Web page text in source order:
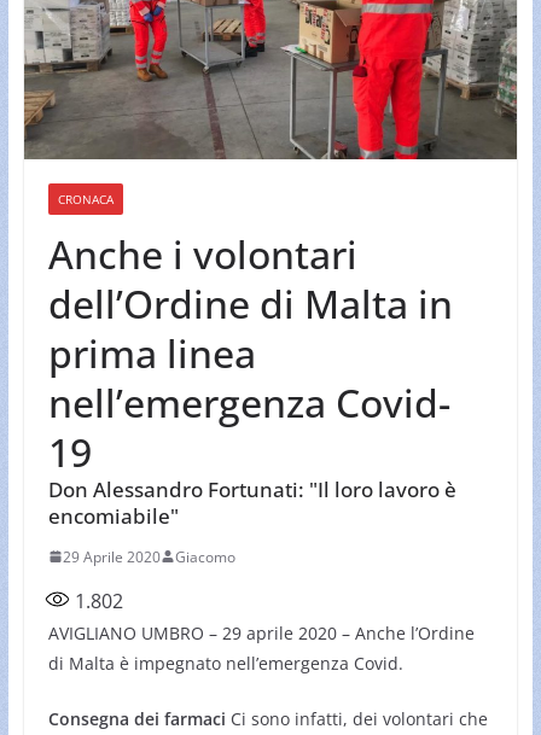
CRONACA
Anche i volontari
dell’Ordine di Malta in
prima linea
nell’emergenza Covid-
19
Don Alessandro Fortunati: "Il loro lavoro è
encomiabile"
29 Aprile 2020 Giacomo
1.802
AVIGLIANO UMBRO – 29 aprile 2020 – Anche l’Ordine
di Malta è impegnato nell’emergenza Covid.
Consegna dei farmaci Ci sono infatti, dei volontari che